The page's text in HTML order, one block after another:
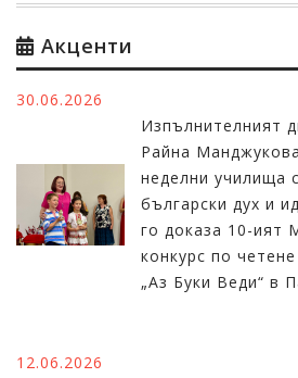
Акценти
30.06.2026
Изпълнителният
Райна
неделни училища
български дух и
го доказа 10-ият
конкурс по
„Аз Буки Веди“ в
12.06.2026